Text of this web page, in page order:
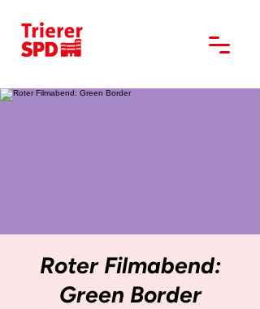
Roter Filmabend:
Green Border